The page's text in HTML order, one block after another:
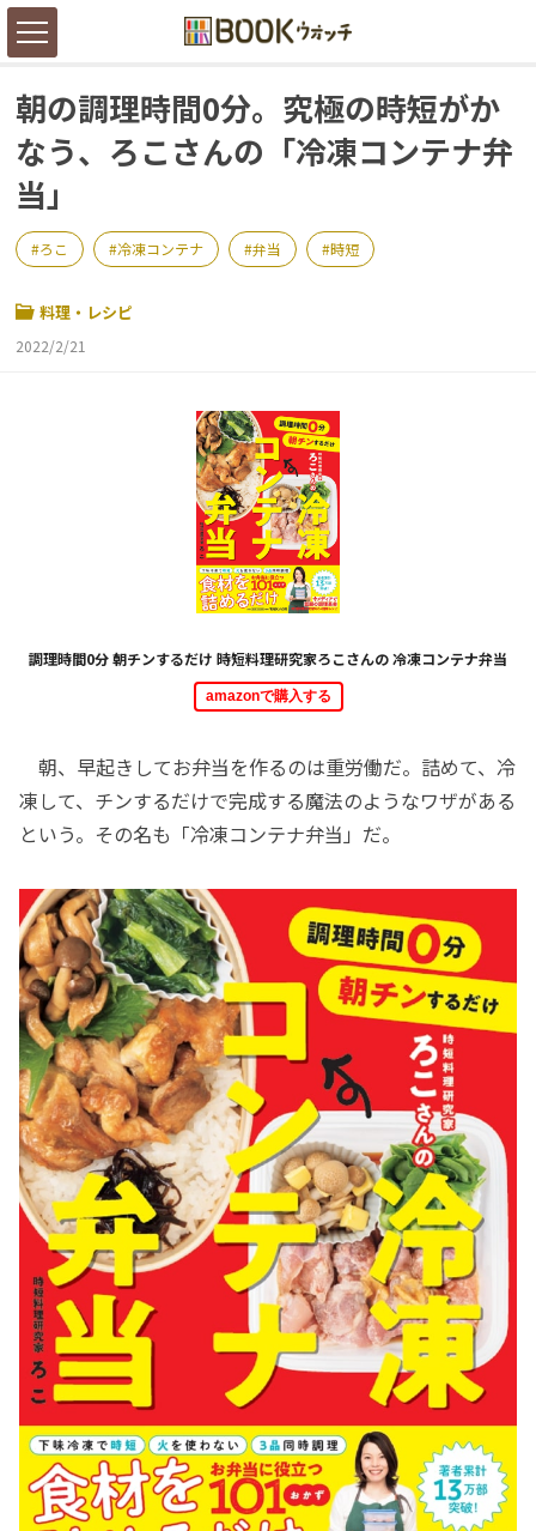
朝の調理時間0分。究極の時短がか
なう、ろこさんの「冷凍コンテナ弁
当」
ろこ 冷凍コンテナ 弁当 時短
料理・レシピ
2022/2/21
調理時間0分 朝チンするだけ 時短料理研究家ろこさんの 冷凍コンテナ弁当
amazonで購入する
朝、早起きしてお弁当を作るのは重労働だ。詰めて、冷
凍して、チンするだけで完成する魔法のようなワザがある
という。その名も「冷凍コンテナ弁当」だ。